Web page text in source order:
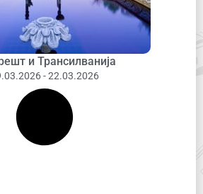
и Трансилванија
- 22.03.2026